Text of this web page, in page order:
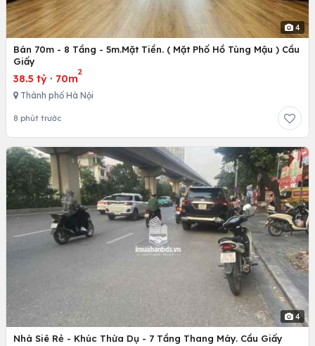
4
Bán 70m - 8 Tầng - 5m.Mặt Tiền. ( Mặt Phố Hồ Tùng Mậu ) Cầu
Giấy
38.5 tỷ · 70m
2
Thành phố Hà Nội
8 phút trước
4
Nhà Siê Rẻ - Khúc Thừa Dụ - 7 Tầng Thang Máy. Cầu Giấy